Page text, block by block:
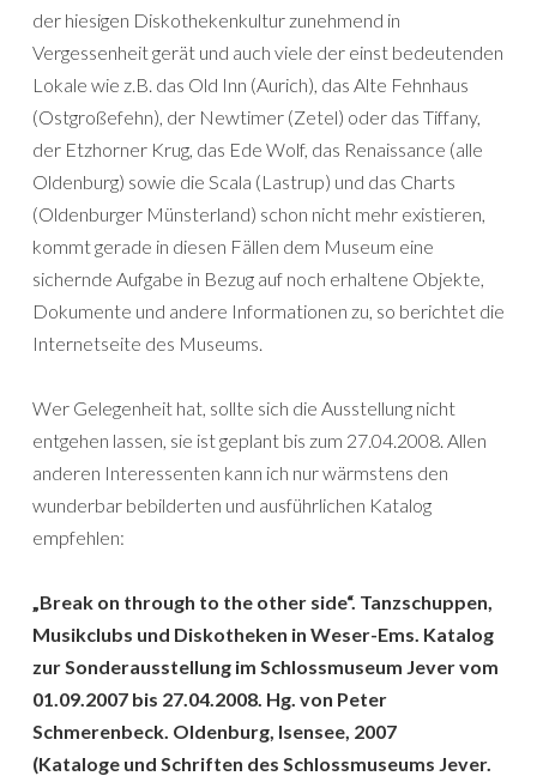
der hiesigen Diskothekenkultur zunehmend in
Vergessenheit gerät und auch viele der einst bedeutenden
Lokale wie z.B. das Old Inn (Aurich), das Alte Fehnhaus
(Ostgroßefehn), der Newtimer (Zetel) oder das Tiffany,
der Etzhorner Krug, das Ede Wolf, das Renaissance (alle
Oldenburg) sowie die Scala (Lastrup) und das Charts
(Oldenburger Münsterland) schon nicht mehr existieren,
kommt gerade in diesen Fällen dem Museum eine
sichernde Aufgabe in Bezug auf noch erhaltene Objekte,
Dokumente und andere Informationen zu, so berichtet die
Internetseite des Museums.
Wer Gelegenheit hat, sollte sich die Ausstellung nicht
entgehen lassen, sie ist geplant bis zum 27.04.2008. Allen
anderen Interessenten kann ich nur wärmstens den
wunderbar bebilderten und ausführlichen Katalog
empfehlen:
„Break on through to the other side“. Tanzschuppen,
Musikclubs und Diskotheken in Weser-Ems. Katalog
zur Sonderausstellung im Schlossmuseum Jever vom
01.09.2007 bis 27.04.2008. Hg. von Peter
Schmerenbeck. Oldenburg, Isensee, 2007
(Kataloge und Schriften des Schlossmuseums Jever.